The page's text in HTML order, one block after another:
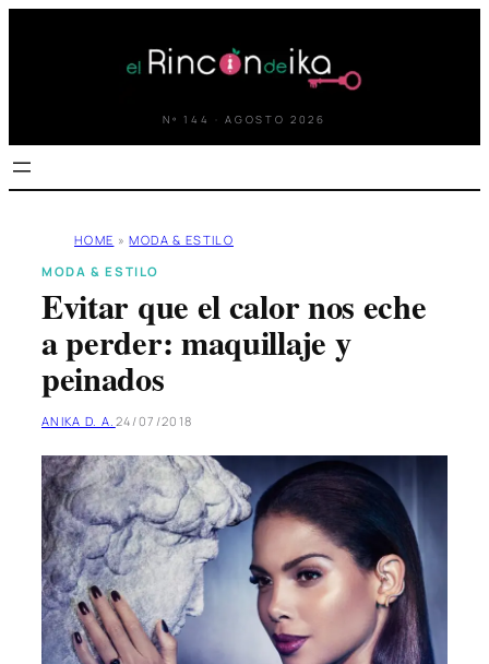
Nº 144 · AGOSTO 2026
HOME » MODA & ESTILO
MODA & ESTILO
Evitar que el calor nos eche
a perder: maquillaje y
peinados
ANIKA D. A. 24/07/2018